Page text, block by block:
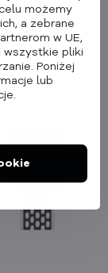
uwolni obecny
go w
możemy
a zebrane
w UE,
wszystkie pliki
Poniżej
lub